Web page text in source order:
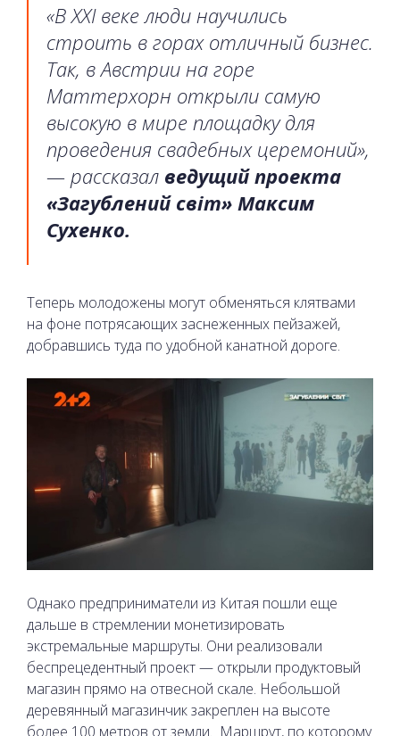
«В XXI веке люди научились
строить в горах отличный бизнес.
Так, в Австрии на горе
Маттерхорн открыли самую
высокую в мире площадку для
проведения свадебных церемоний»,
— рассказал ведущий проекта
«Загублений світ» Максим
Сухенко.
Теперь молодожены могут обменяться клятвами
на фоне потрясающих заснеженных пейзажей,
добравшись туда по удобной канатной дороге.
Однако предприниматели из Китая пошли еще
дальше в стремлении монетизировать
экстремальные маршруты. Они реализовали
беспрецедентный проект — открыли продуктовый
магазин прямо на отвесной скале. Небольшой
деревянный магазинчик закреплен на высоте
более 100 метров от земли.
Маршрут, по которому